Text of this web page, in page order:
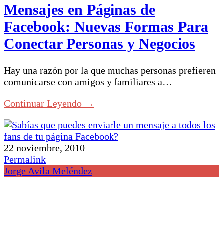
Mensajes en Páginas de
Facebook: Nuevas Formas Para
Conectar Personas y Negocios
Hay una razón por la que muchas personas prefieren
comunicarse con amigos y familiares a…
Continuar Leyendo →
22 noviembre, 2010
Permalink
Jorge Avila Meléndez